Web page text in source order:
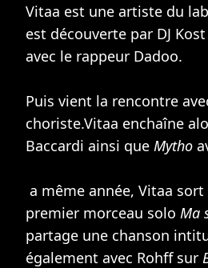
Vitaa est une artiste du
est découverte par DJ
avec le rappeur Dadoo.
Puis vient la rencontre
choriste.Vitaa enchaîne
Baccardi ainsi que Mytho
a même année, Vitaa
premier morceau solo Ma
partage une chanson
également avec Rohffsur